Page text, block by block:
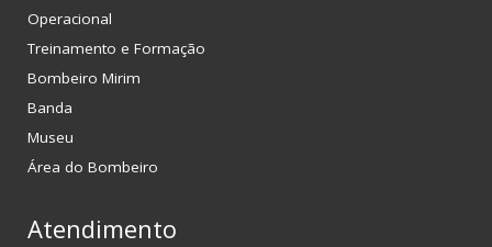
Operacional
Treinamento e Formação
Bombeiro Mirim
Banda
Museu
Área do Bombeiro
Atendimento